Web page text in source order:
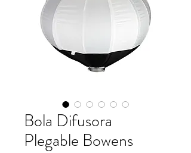
Bola Difusora
Plegable Bowens